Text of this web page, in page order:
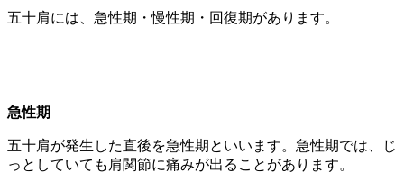
五十肩には、急性期・慢性期・回復期があります。
急性期
五十肩が発生した直後を急性期といいます。急性期では、じ
っとしていても肩関節に痛みが出ることがあります。